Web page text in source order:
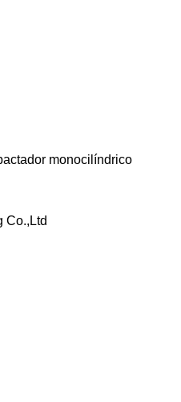
monocilíndrico
Co.,Ltd